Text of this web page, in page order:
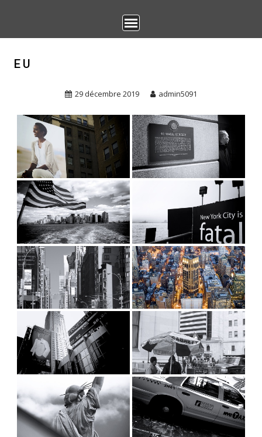
to
content
EU
29 décembre 2019 admin5091